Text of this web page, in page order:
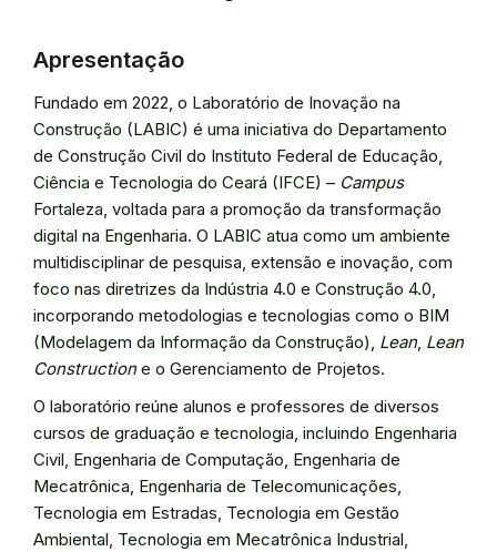
Apresentação
Fundado em 2022, o Laboratório de Inovação na
Construção (LABIC) é uma iniciativa do Departamento
de Construção Civil do Instituto Federal de Educação,
Ciência e Tecnologia do Ceará (IFCE) – Campus
Fortaleza, voltada para a promoção da transformação
digital na Engenharia. O LABIC atua como um ambiente
multidisciplinar de pesquisa, extensão e inovação, com
foco nas diretrizes da Indústria 4.0 e Construção 4.0,
incorporando metodologias e tecnologias como o BIM
(Modelagem da Informação da Construção), Lean, Lean
Constructione o Gerenciamento de Projetos.
O laboratório reúne alunos e professores de diversos
cursos de graduação e tecnologia, incluindo Engenharia
Civil, Engenharia de Computação, Engenharia de
Mecatrônica, Engenharia de Telecomunicações,
Tecnologia em Estradas, Tecnologia em Gestão
Ambiental, Tecnologia em Mecatrônica Industrial,